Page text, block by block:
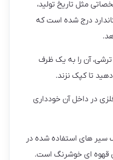
مثل تاریخ تولید،
درج شده است که
آن را به یک ظرف
تا کپک نزند.
در داخل آن خودداری
های استفاده شده در
قهوه ای خوشرنگ است.